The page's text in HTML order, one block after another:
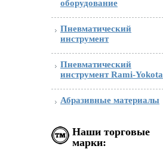
оборудование
Пневматический
инструмент
Пневматический
инструмент Rami-Yokota
Абразивные материалы
Наши торговые
марки: